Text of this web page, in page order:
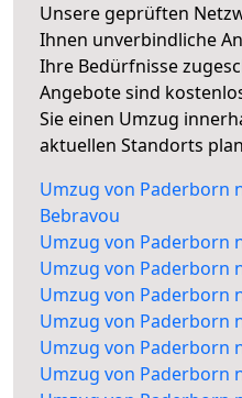
Unsere geprüften
Ihnen unverbindliche
Ihre Bedürfnisse
Angebote sind
Sie einen Umzug
aktuellen Standorts
Umzug von Paderborn
Bebravou
Umzug von Paderborn
Umzug von Paderborn
Umzug von Paderborn
Umzug von Paderborn
Umzug von Paderborn
Umzug von Paderborn